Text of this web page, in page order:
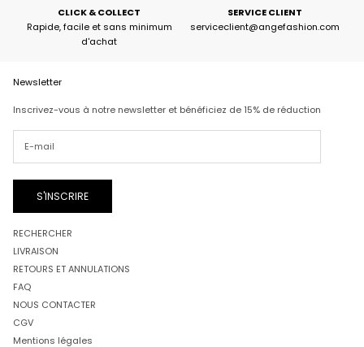
CLICK & COLLECT
Rapide, facile et sans minimum
d'achat
SERVICE CLIENT
serviceclient@angefashion.com
Newsletter
Inscrivez-vous à notre newsletter et bénéficiez de 15% de réduction
S'INSCRIRE
RECHERCHER
LIVRAISON
RETOURS ET ANNULATIONS
FAQ
NOUS CONTACTER
CGV
Mentions légales